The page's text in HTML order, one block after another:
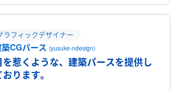
ラフィックデザイナー
築CGパース(yusuke-ndesign)
を惹くような、建築パースを提供し
おります。